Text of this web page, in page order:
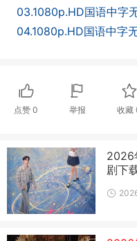
03.1080p.HD国语中字
04.1080p.HD国语中字
点赞 0 举报 收藏
2026
剧下